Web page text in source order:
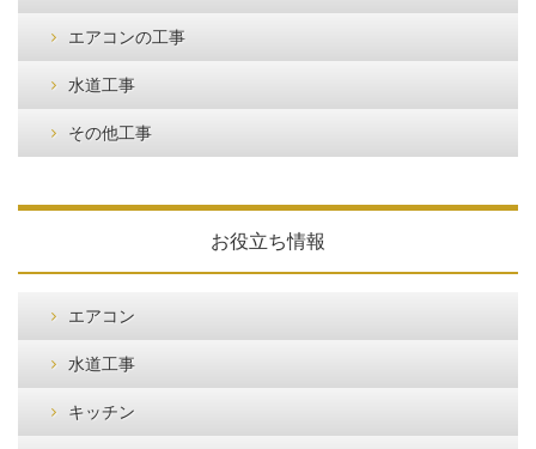
エアコンの工事
水道工事
その他工事
お役立ち情報
エアコン
水道工事
キッチン